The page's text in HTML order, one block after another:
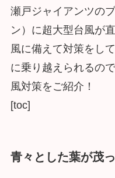
瀬戸ジャイアンツの
ン）に超大型台風が
風に備えて対策をし
に乗り越えられるの
風対策をご紹介！
[toc]
青々とした葉が茂